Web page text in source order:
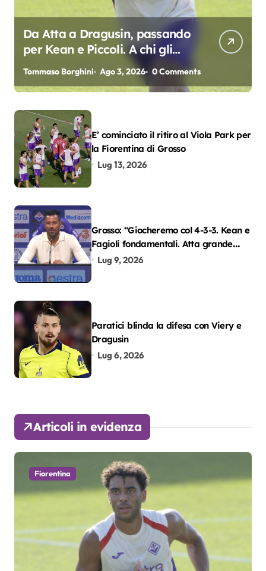
Da Atta a Dragusin, passando
per Kean e Piccoli. A chi gli
oscar del precampionato?
Tommaso Borghini Ago 3, 2026 0 Comments
E’ cominciato il ritiro al Viola Park per
la Fiorentina di Grosso
Lug 13, 2026
Grosso: “Giocheremo col 4-3-3. Kean e
Fagioli fondamentali. Atta grande
colpo”
Lug 9, 2026
Paratici blinda la difesa con Viery e
Dragusin
Lug 6, 2026
Articoli in evidenza
Fiorentina